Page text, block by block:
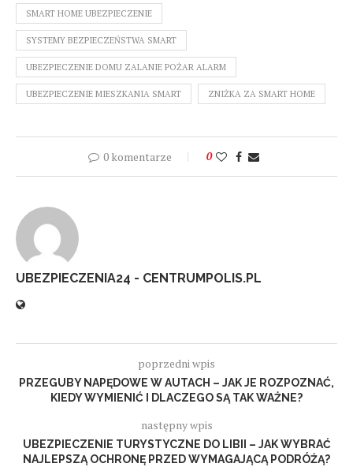
SMART HOME UBEZPIECZENIE
SYSTEMY BEZPIECZEŃSTWA SMART
UBEZPIECZENIE DOMU ZALANIE POŻAR ALARM
UBEZPIECZENIE MIESZKANIA SMART ZNIŻKA ZA SMART HOME
0 komentarze 0
UBEZPIECZENIA24 - CENTRUMPOLIS.PL
poprzedni wpis
PRZEGUBY NAPĘDOWE W AUTACH – JAK JE ROZPOZNAĆ,
KIEDY WYMIENIĆ I DLACZEGO SĄ TAK WAŻNE?
następny wpis
UBEZPIECZENIE TURYSTYCZNE DO LIBII – JAK WYBRAĆ
NAJLEPSZĄ OCHRONĘ PRZED WYMAGAJĄCĄ PODRÓŻĄ?